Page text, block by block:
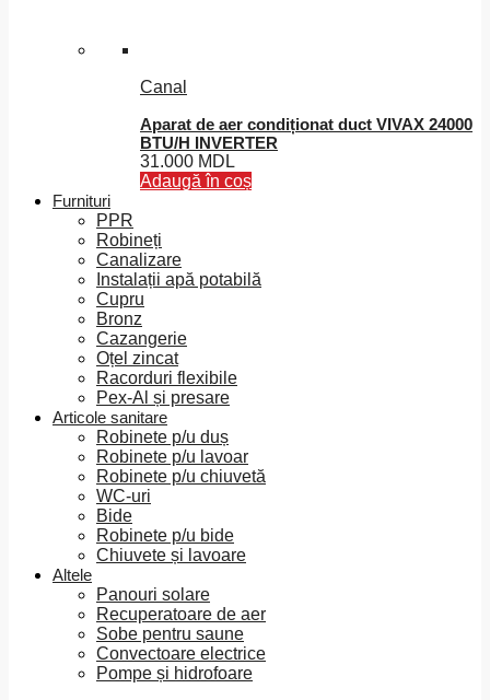
Canal
Aparat de aer condiționat duct VIVAX 24000
BTU/H INVERTER
31.000 MDL
Adaugă în coș
Furnituri
PPR
Robineți
Canalizare
Instalații apă potabilă
Cupru
Bronz
Cazangerie
Oțel zincat
Racorduri flexibile
Pex-Al și presare
Articole sanitare
Robinete p/u duș
Robinete p/u lavoar
Robinete p/u chiuvetă
WC-uri
Bide
Robinete p/u bide
Chiuvete și lavoare
Altele
Panouri solare
Recuperatoare de aer
Sobe pentru saune
Convectoare electrice
Pompe și hidrofoare